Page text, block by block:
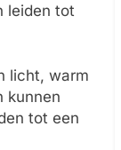
leiden tot
licht, warm
kunnen
tot een